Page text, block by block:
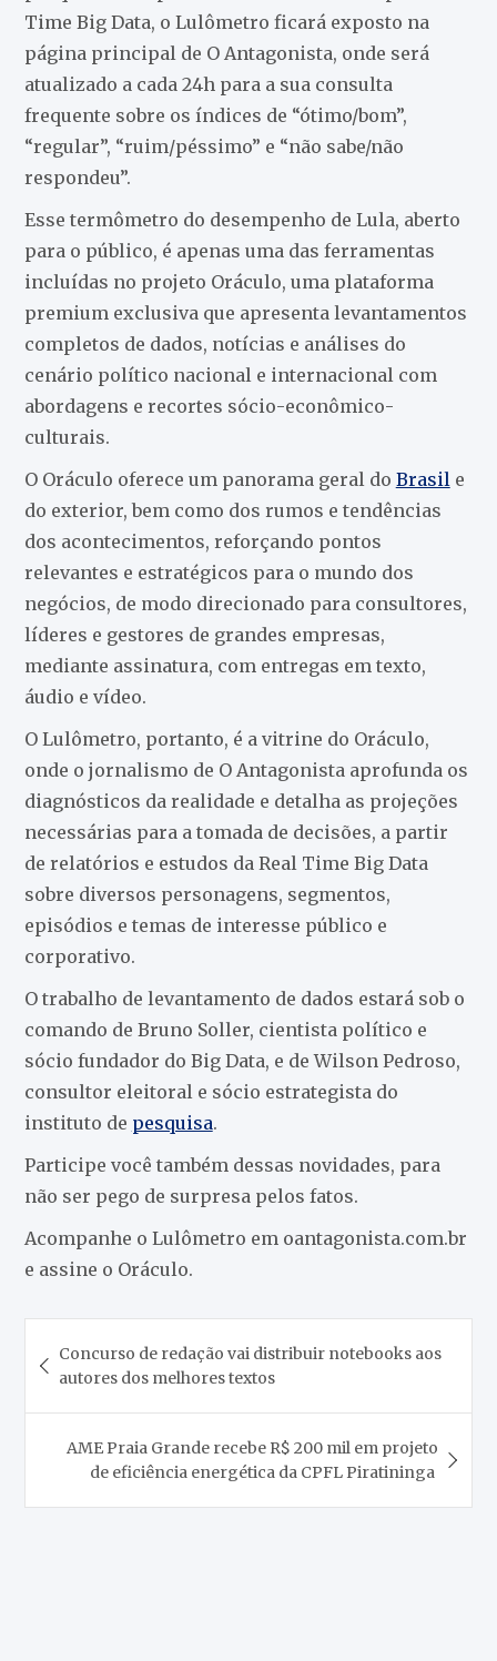
Time Big Data, o Lulômetro ficará exposto na
página principal de O Antagonista, onde será
atualizado a cada 24h para a sua consulta
frequente sobre os índices de “ótimo/bom”,
“regular”, “ruim/péssimo” e “não sabe/não
respondeu”.
Esse termômetro do desempenho de Lula, aberto
para o público, é apenas uma das ferramentas
incluídas no projeto Oráculo, uma plataforma
premium exclusiva que apresenta levantamentos
completos de dados, notícias e análises do
cenário político nacional e internacional com
abordagens e recortes sócio-econômico-
culturais.
O Oráculo oferece um panorama geral do Brasil e
do exterior, bem como dos rumos e tendências
dos acontecimentos, reforçando pontos
relevantes e estratégicos para o mundo dos
negócios, de modo direcionado para consultores,
líderes e gestores de grandes empresas,
mediante assinatura, com entregas em texto,
áudio e vídeo.
O Lulômetro, portanto, é a vitrine do Oráculo,
onde o jornalismo de O Antagonista aprofunda os
diagnósticos da realidade e detalha as projeções
necessárias para a tomada de decisões, a partir
de relatórios e estudos da Real Time Big Data
sobre diversos personagens, segmentos,
episódios e temas de interesse público e
corporativo.
O trabalho de levantamento de dados estará sob o
comando de Bruno Soller, cientista político e
sócio fundador do Big Data, e de Wilson Pedroso,
consultor eleitoral e sócio estrategista do
instituto de pesquisa.
Participe você também dessas novidades, para
não ser pego de surpresa pelos fatos.
Acompanhe o Lulômetro em oantagonista.com.br
e assine o Oráculo.
de
Post
Concurso de redação vai distribuir notebooks aos
autores dos melhores textos
AME Praia Grande recebe R$ 200 mil em projeto
de eficiência energética da CPFL Piratininga